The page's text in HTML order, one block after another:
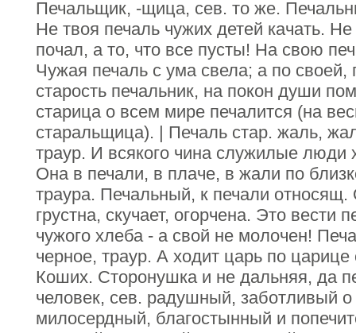
Печальщик, -щица, сев. то же.
Не твоя печаль чужих детей качать.
почал, а то, что все пусты! На свою
Чужая печаль с ума свела; а по своей,
старость печальник, на покон души
старица о всем мире печалится (на
старальщица). | Печаль стар. жаль,
траур. И всякого чина служилые люди
Она в печали, в плаче, в жали по
траура. Печальный, к печали относящ.
грустна, скучает, огорчена. Это вести
чужого хлеба - а свой не молочен!
черное, траур. А ходит царь по
Коших. Сторонушка и не дальняя, да
человек, сев. радушный, заботливый
милосердный, благостынный и